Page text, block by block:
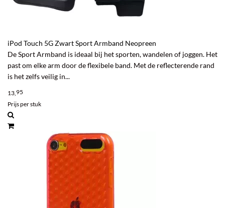
iPod Touch 5G Zwart Sport Armband Neopreen
De Sport Armband is ideaal bij het sporten, wandelen of joggen. Het
past om elke arm door de flexibele band. Met de reflecterende rand
is het zelfs veilig in...
13,95
Prijs per stuk